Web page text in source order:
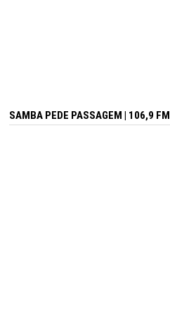
SAMBA PEDE PASSAGEM | 106,9 FM